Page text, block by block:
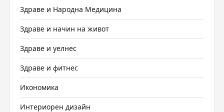
Здраве и Народна Медицина
Здраве и начин на живот
Здраве и уелнес
Здраве и фитнес
Икономика
Интериорен дизайн